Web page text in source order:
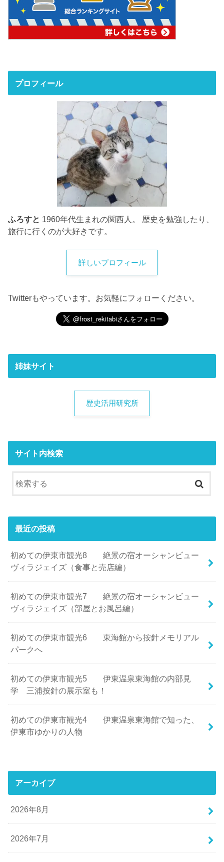
プロフィール
ふろすと 1960年代生まれの関西人。 歴史を勉強したり、
旅行に行くのが大好きです。
詳しいプロフィール
Twitterもやっています。お気軽にフォローください。
姉妹サイト
歴史活用研究所
サイト内検索
最近の投稿
初めての伊東市観光8 絶景の宿オーシャンビュー
ヴィラジェイズ（食事と売店編）
初めての伊東市観光7 絶景の宿オーシャンビュー
ヴィラジェイズ（部屋とお風呂編）
初めての伊東市観光6 東海館から按針メモリアル
パークへ
初めての伊東市観光5 伊東温泉東海館の内部見
学 三浦按針の展示室も！
初めての伊東市観光4 伊東温泉東海館で知った、
伊東市ゆかりの人物
アーカイブ
2026年8月
2026年7月